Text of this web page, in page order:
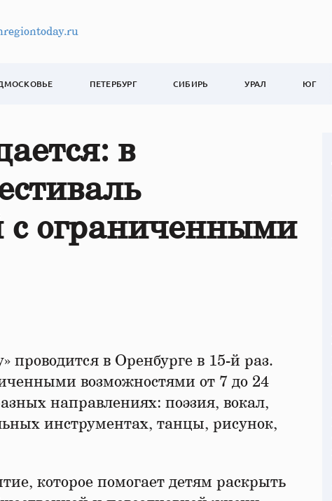
ПЕТЕРБУРГ СИБИРЬ УРАЛ ЮГ
в
с ограниченными
проводится в Оренбурге в 15-й раз.
возможностями от 7 до 24
направлениях: поэзия, вокал,
инструментах, танцы, рисунок,
которое помогает детям раскрыть